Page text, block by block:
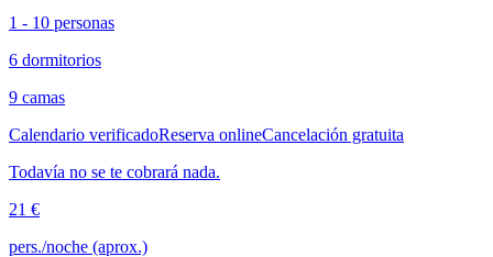
1 - 10 personas
6 dormitorios
9 camas
Calendario verificadoReserva onlineCancelación gratuita
Todavía no se te cobrará nada.
21 €
pers./noche (aprox.)